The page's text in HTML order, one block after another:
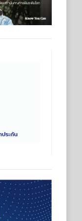
คลเพื่อตัดเลือกและ